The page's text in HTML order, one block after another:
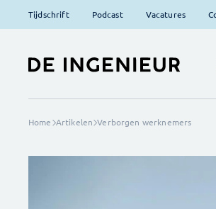
Tijdschrift Podcast Vacatures
Home Artikelen Verborgen werknemers